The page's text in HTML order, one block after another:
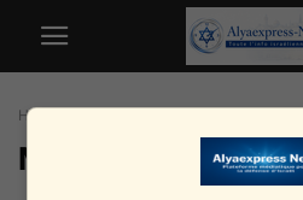
Home
Maalé Adoumim